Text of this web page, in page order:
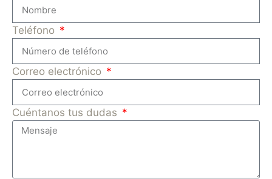
Teléfono
Correo electrónico
Cuéntanos tus dudas